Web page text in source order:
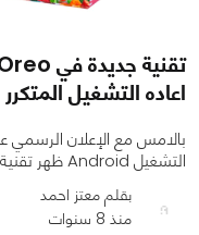
اعاده التشغيل المتكرر
التشغيل Android ظهر تقنية جديدة قد تنقذ هاتفك من اعاده التشغيل
بقلم معتز احمد
منذ 8 سنوات